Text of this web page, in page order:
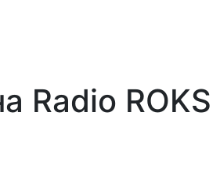
Radio ROKS